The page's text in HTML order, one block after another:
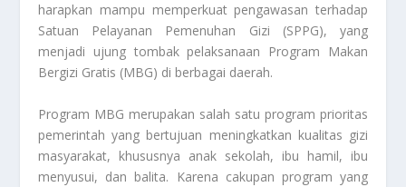
harapkan mampu memperkuat pengawasan terhadap
Satuan Pelayanan Pemenuhan Gizi (SPPG), yang
menjadi ujung tombak pelaksanaan Program Makan
Bergizi Gratis (MBG) di berbagai daerah.
Program MBG merupakan salah satu program prioritas
pemerintah yang bertujuan meningkatkan kualitas gizi
masyarakat, khususnya anak sekolah, ibu hamil, ibu
menyusui, dan balita. Karena cakupan program yang